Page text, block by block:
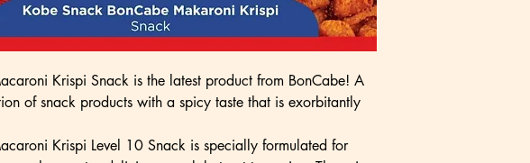
Krispi Snack is the latest product from BonCabe! A
of snack products with a spicy taste that is exorbitantly
Krispi Level 10 Snack is specially formulated for